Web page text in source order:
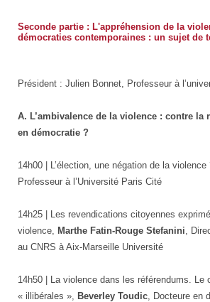
Seconde partie : L'appréhension de la
démocraties contemporaines : un sujet de
Président : Julien Bonnet, Professeur à
A. L’ambivalence de la violence : contre la
en démocratie ?
14h00 | L’élection, une négation de la violence
Professeur à l’Université Paris Cité
14h25 | Les revendications citoyennes
violence, Marthe Fatin-Rouge Stefanini ,
au CNRS à Aix-Marseille Université
14h50 | La violence dans les référendums. Le
« illibérales », Beverley Toudic , Docteure en